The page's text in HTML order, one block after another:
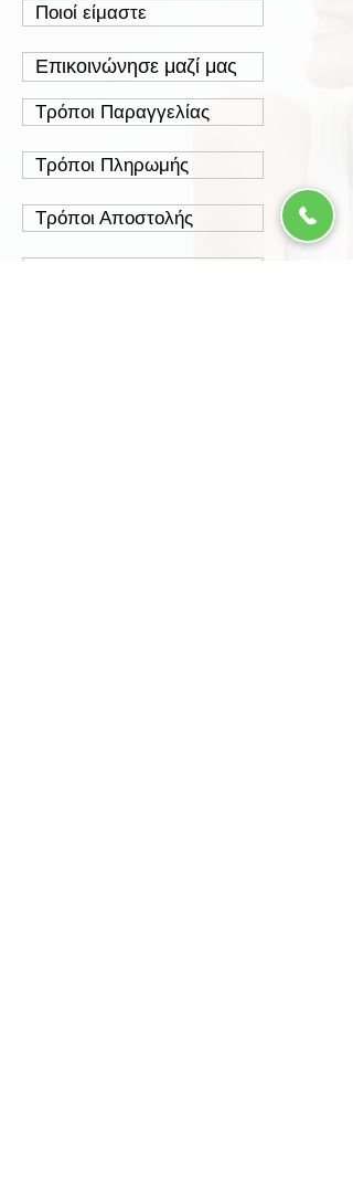
Ποιοί είμαστε
Επικοινώνησε μαζί μας
Τρόποι Παραγγελίας
Τρόποι Πληρωμής
Τρόποι Αποστολής